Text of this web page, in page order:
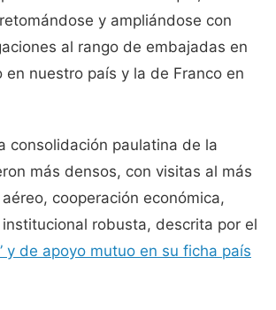
y ampliándose con
al rango de embajadas en
nuestro país y la de Franco en
consolidación paulatina de la
más densos, con visitas al más
cooperación económica,
robusta, descrita por el
y de apoyo mutuo en su ficha país